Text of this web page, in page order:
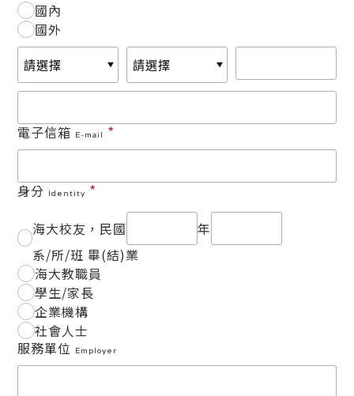
國內
國外
電子信箱 E-mail *
身分 Identity *
海大校友，民國
年
系/所/班 畢(結)業
海大教職員
學生/家長
企業機構
社會人士
服務單位
Employer